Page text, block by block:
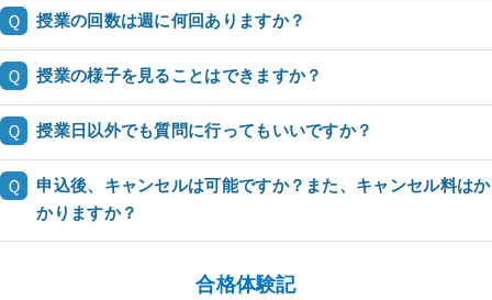
Ｑ 授業の回数は週に何回ありますか？
Ｑ 授業の様子を見ることはできますか？
Ｑ 授業日以外でも質問に行ってもいいですか？
Ｑ
申込後、キャンセルは可能ですか？また、キャンセル料はか
かりますか？
合格体験記